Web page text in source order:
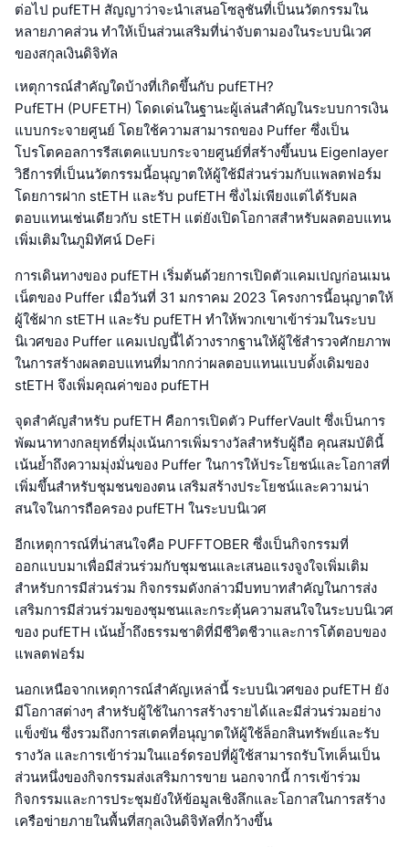
ต่อไป pufETH สัญญาว่าจะนำเสนอโซลูชันที่เป็นนวัตกรรมใน
หลายภาคส่วน ทำให้เป็นส่วนเสริมที่น่าจับตามองในระบบนิเวศ
ของสกุลเงินดิจิทัล
เหตุการณ์สำคัญใดบ้างที่เกิดขึ้นกับ pufETH?
PufETH (PUFETH) โดดเด่นในฐานะผู้เล่นสำคัญในระบบการเงิน
แบบกระจายศูนย์ โดยใช้ความสามารถของ Puffer ซึ่งเป็น
โปรโตคอลการรีสเตคแบบกระจายศูนย์ที่สร้างขึ้นบน Eigenlayer
วิธีการที่เป็นนวัตกรรมนี้อนุญาตให้ผู้ใช้มีส่วนร่วมกับแพลตฟอร์ม
โดยการฝาก stETH และรับ pufETH ซึ่งไม่เพียงแต่ได้รับผล
ตอบแทนเช่นเดียวกับ stETH แต่ยังเปิดโอกาสสำหรับผลตอบแทน
เพิ่มเติมในภูมิทัศน์ DeFi
การเดินทางของ pufETH เริ่มต้นด้วยการเปิดตัวแคมเปญก่อนเมน
เน็ตของ Puffer เมื่อวันที่ 31 มกราคม 2023 โครงการนี้อนุญาตให้
ผู้ใช้ฝาก stETH และรับ pufETH ทำให้พวกเขาเข้าร่วมในระบบ
นิเวศของ Puffer แคมเปญนี้ได้วางรากฐานให้ผู้ใช้สำรวจศักยภาพ
ในการสร้างผลตอบแทนที่มากกว่าผลตอบแทนแบบดั้งเดิมของ
stETH จึงเพิ่มคุณค่าของ pufETH
จุดสำคัญสำหรับ pufETH คือการเปิดตัว PufferVault ซึ่งเป็นการ
พัฒนาทางกลยุทธ์ที่มุ่งเน้นการเพิ่มรางวัลสำหรับผู้ถือ คุณสมบัตินี้
เน้นย้ำถึงความมุ่งมั่นของ Puffer ในการให้ประโยชน์และโอกาสที่
เพิ่มขึ้นสำหรับชุมชนของตน เสริมสร้างประโยชน์และความน่า
สนใจในการถือครอง pufETH ในระบบนิเวศ
อีกเหตุการณ์ที่น่าสนใจคือ PUFFTOBER ซึ่งเป็นกิจกรรมที่
ออกแบบมาเพื่อมีส่วนร่วมกับชุมชนและเสนอแรงจูงใจเพิ่มเติม
สำหรับการมีส่วนร่วม กิจกรรมดังกล่าวมีบทบาทสำคัญในการส่ง
เสริมการมีส่วนร่วมของชุมชนและกระตุ้นความสนใจในระบบนิเวศ
ของ pufETH เน้นย้ำถึงธรรมชาติที่มีชีวิตชีวาและการโต้ตอบของ
แพลตฟอร์ม
นอกเหนือจากเหตุการณ์สำคัญเหล่านี้ ระบบนิเวศของ pufETH ยัง
มีโอกาสต่างๆ สำหรับผู้ใช้ในการสร้างรายได้และมีส่วนร่วมอย่าง
แข็งขัน ซึ่งรวมถึงการสเตคที่อนุญาตให้ผู้ใช้ล็อกสินทรัพย์และรับ
รางวัล และการเข้าร่วมในแอร์ดรอปที่ผู้ใช้สามารถรับโทเค็นเป็น
ส่วนหนึ่งของกิจกรรมส่งเสริมการขาย นอกจากนี้ การเข้าร่วม
กิจกรรมและการประชุมยังให้ข้อมูลเชิงลึกและโอกาสในการสร้าง
เครือข่ายภายในพื้นที่สกุลเงินดิจิทัลที่กว้างขึ้น